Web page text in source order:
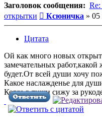
Заголовок сообщения:
открытки
Сообщение
Ксюничка » 05
Цитата
Ой как много новых
замечательных
будет.От всей души хочу
Какое наслажденье для
Когда в тиши сижу за